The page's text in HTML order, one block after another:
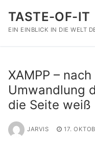
Inhalt
springen
TASTE-OF-IT
EIN EINBLICK IN DIE WELT
XAMPP –
Umwandlung
die Seite weiß
JARVIS 17.